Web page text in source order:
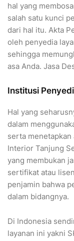
hal yang
salah satu kunci
dari hal itu. Akta
oleh penyedia
sehingga
asa Anda. Jasa
Institusi
Hal yang
dalam
serta menetapkan
Interior Tanjung
yang membukan
sertifikat atau
penjamin bahwa
dalam bidangnya.
Di Indonesia
layanan ini yakni